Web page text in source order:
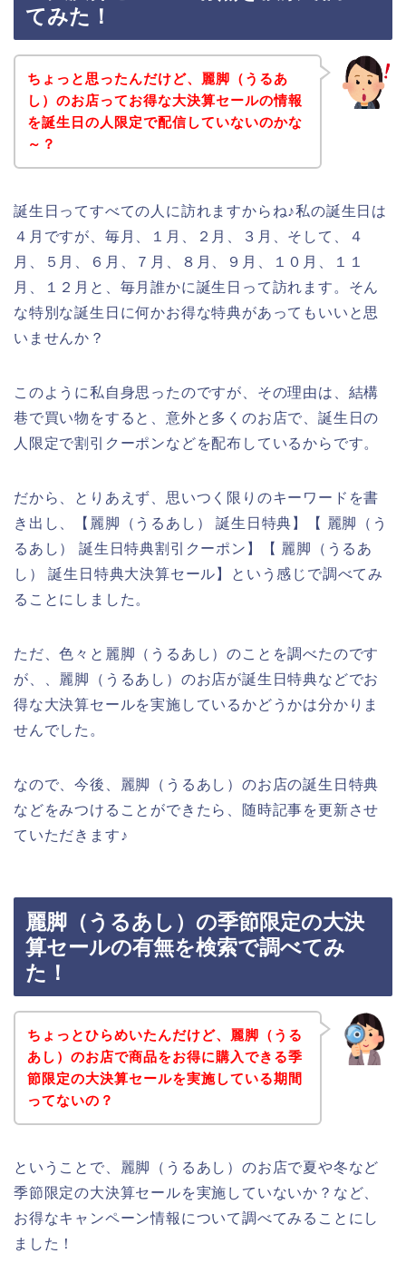
てみた！
ちょっと思ったんだけど、麗脚（うるあ
し）のお店ってお得な大決算セールの情報
を誕生日の人限定で配信していないのかな
～？
誕生日ってすべての人に訪れますからね♪私の誕生日は
４月ですが、毎月、１月、２月、３月、そして、４
月、５月、６月、７月、８月、９月、１０月、１１
月、１２月と、毎月誰かに誕生日って訪れます。そん
な特別な誕生日に何かお得な特典があってもいいと思
いませんか？
このように私自身思ったのですが、その理由は、結構
巷で買い物をすると、意外と多くのお店で、誕生日の
人限定で割引クーポンなどを配布しているからです。
だから、とりあえず、思いつく限りのキーワードを書
き出し、【麗脚（うるあし） 誕生日特典】【 麗脚（う
るあし） 誕生日特典割引クーポン】【 麗脚（うるあ
し） 誕生日特典大決算セール】という感じで調べてみ
ることにしました。
ただ、色々と麗脚（うるあし）のことを調べたのです
が、、麗脚（うるあし）のお店が誕生日特典などでお
得な大決算セールを実施しているかどうかは分かりま
せんでした。
なので、今後、麗脚（うるあし）のお店の誕生日特典
などをみつけることができたら、随時記事を更新させ
ていただきます♪
麗脚（うるあし）の季節限定の大決
算セールの有無を検索で調べてみ
た！
ちょっとひらめいたんだけど、麗脚（うる
あし）のお店で商品をお得に購入できる季
節限定の大決算セールを実施している期間
ってないの？
ということで、麗脚（うるあし）のお店で夏や冬など
季節限定の大決算セールを実施していないか？など、
お得なキャンペーン情報について調べてみることにし
ました！